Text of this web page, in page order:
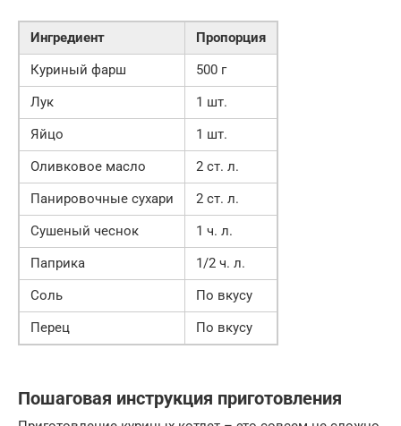
Ингредиент
Пропорция
Куриный фарш
500 г
Лук
1 шт.
Яйцо
1 шт.
Оливковое масло
2 ст. л.
Панировочные сухари
2 ст. л.
Сушеный чеснок
1 ч. л.
Паприка
1/2 ч. л.
Соль
По вкусу
Перец
По вкусу
Пошаговая инструкция приготовления